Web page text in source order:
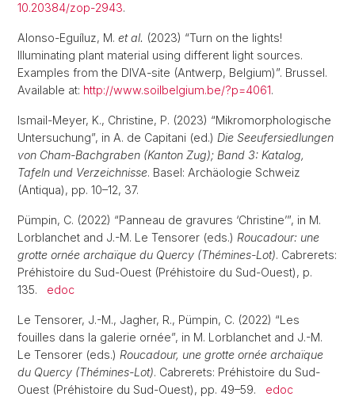
10.20384/zop-2943.
Alonso-Eguíluz, M. et al. (2023) “Turn on the lights!
Illuminating plant material using different light sources.
Examples from the DIVA-site (Antwerp, Belgium)”. Brussel.
Available at: http://www.soilbelgium.be/?p=4061.
Ismail-Meyer, K., Christine, P. (2023) “Mikromorphologische
Untersuchung”, in A. de Capitani (ed.) Die Seeufersiedlungen
von Cham-Bachgraben (Kanton Zug); Band 3: Katalog,
Tafeln und Verzeichnisse. Basel: Archäologie Schweiz
(Antiqua), pp. 10–12, 37.
Pümpin, C. (2022) “Panneau de gravures ‘Christine’”, in M.
Lorblanchet and J.-M. Le Tensorer (eds.) Roucadour: une
grotte ornée archaïque du Quercy (Thémines-Lot). Cabrerets:
Préhistoire du Sud-Ouest (Préhistoire du Sud-Ouest), p.
135. edoc
Le Tensorer, J.-M., Jagher, R., Pümpin, C. (2022) “Les
fouilles dans la galerie ornée”, in M. Lorblanchet and J.-M.
Le Tensorer (eds.) Roucadour, une grotte ornée archaïque
du Quercy (Thémines-Lot). Cabrerets: Préhistoire du Sud-
Ouest (Préhistoire du Sud-Ouest), pp. 49–59. edoc